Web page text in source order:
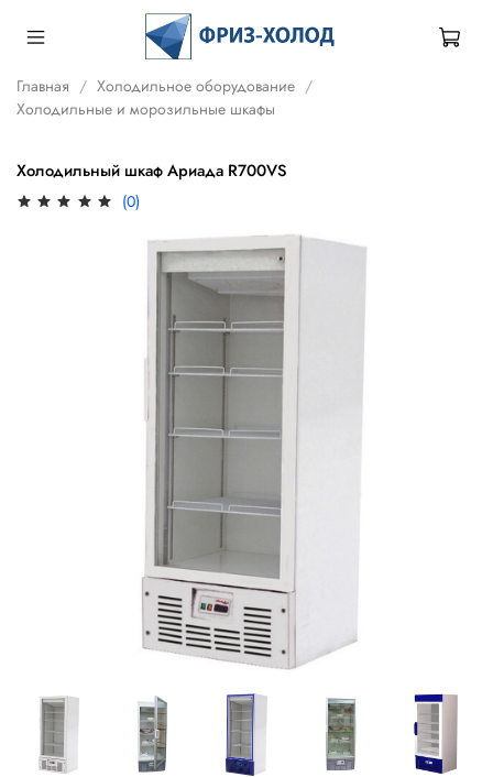
Главная
Холодильное оборудование
Холодильные и морозильные шкафы
Холодильный шкаф Ариада R700VS
(0)